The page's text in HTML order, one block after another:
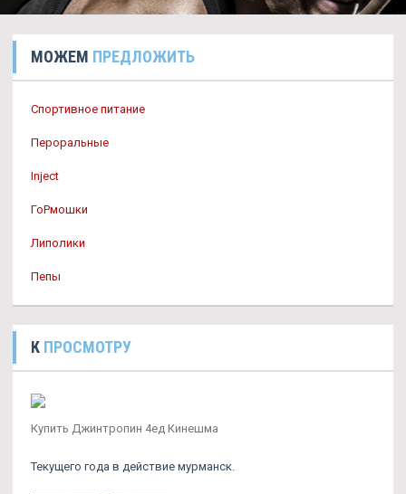
МОЖЕМ ПРЕДЛОЖИТЬ
Спортивное питание
Пероральные
Inject
ГоРмошки
Липолики
Пепы
К ПРОСМОТРУ
Купить Джинтропин 4ед Кинешма
Текущего года в действие мурманск.